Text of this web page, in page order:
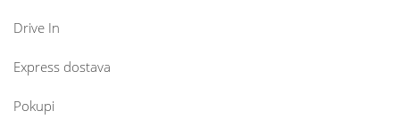
Drive In
Express dostava
Pokupi